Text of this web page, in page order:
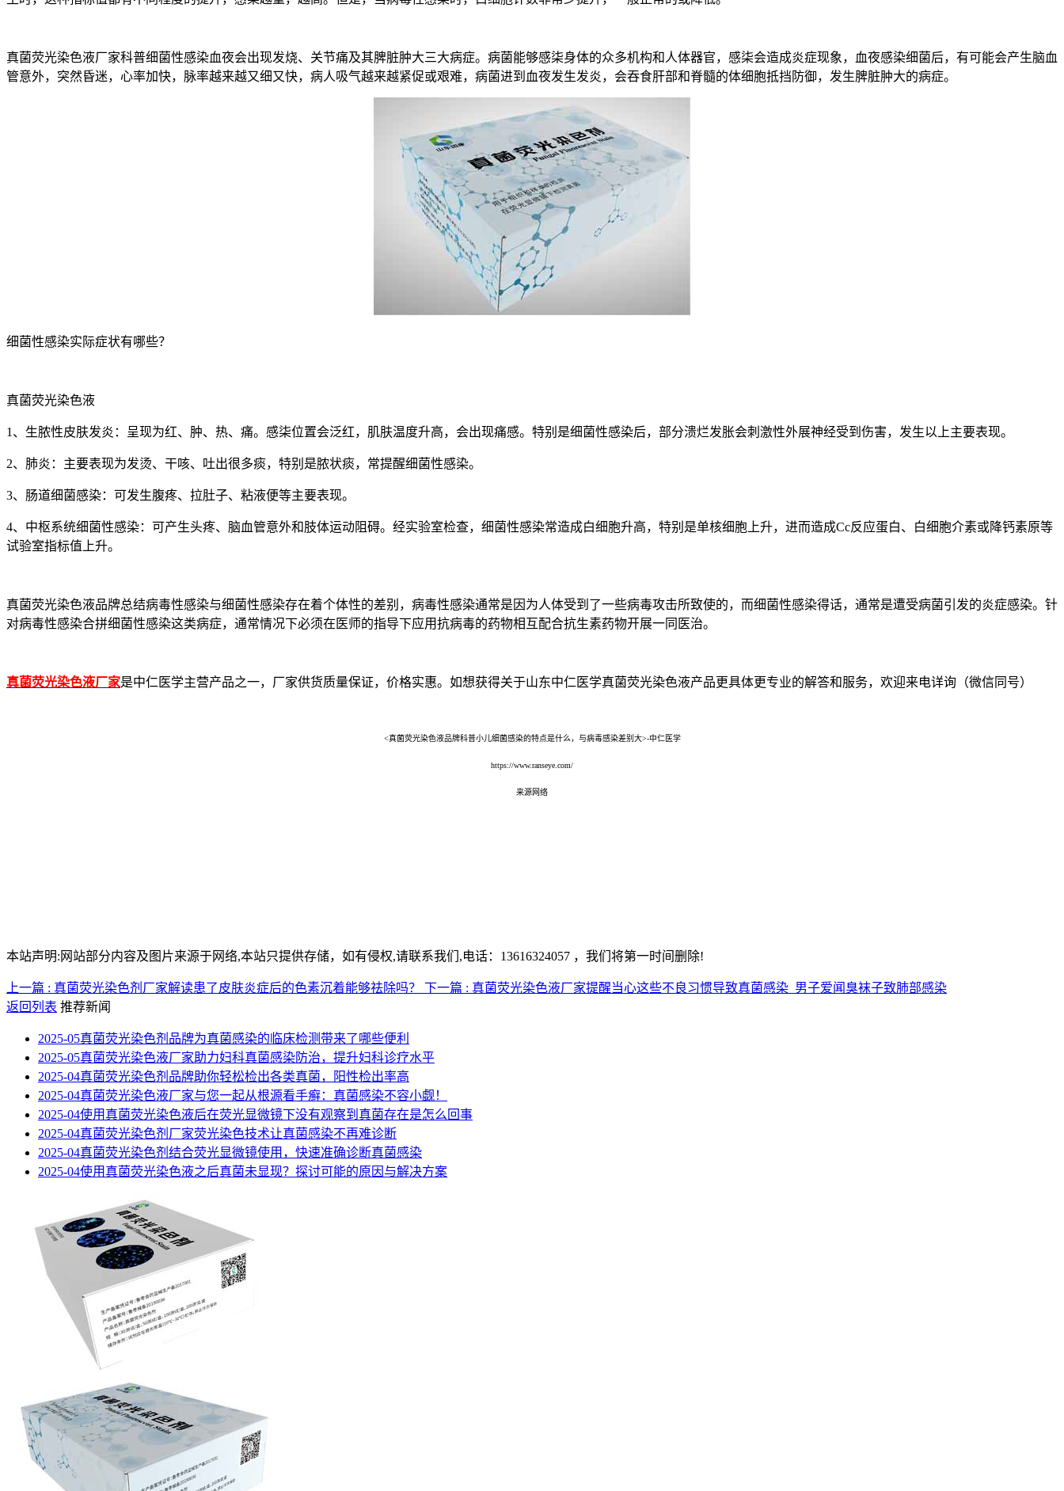
真菌荧光染色液厂家科普细菌性感染血夜会出现发烧、关节痛及其脾脏肿大三大病症。病菌能够感柒身体的众多机构和人体器官，感柒会造成炎症现象，血夜感染细菌后，有可能会产生脑血
管意外，突然昏迷，心率加快，脉率越来越又细又快，病人吸气越来越紧促或艰难，病菌进到血夜发生发炎，会吞食肝部和脊髓的体细胞抵挡防御，发生脾脏肿大的病症。
细菌性感染实际症状有哪些？
真菌荧光染色液
1、生脓性皮肤发炎：呈现为红、肿、热、痛。感柒位置会泛红，肌肤温度升高，会出现痛感。特别是细菌性感染后，部分溃烂发胀会刺激性外展神经受到伤害，发生以上主要表现。
2、肺炎：主要表现为发烫、干咳、吐出很多痰，特别是脓状痰，常提醒细菌性感染。
3、肠道细菌感染：可发生腹疼、拉肚子、粘液便等主要表现。
4、中枢系统细菌性感染：可产生头疼、脑血管意外和肢体运动阻碍。经实验室检查，细菌性感染常造成白细胞升高，特别是单核细胞上升，进而造成Cc反应蛋白、白细胞介素或降钙素原等
试验室指标值上升。
真菌荧光染色液品牌总结病毒性感染与细菌性感染存在着个体性的差别，病毒性感染通常是因为人体受到了一些病毒攻击所致使的，而细菌性感染得话，通常是遭受病菌引发的炎症感染。针
对病毒性感染合拼细菌性感染这类病症，通常情况下必须在医师的指导下应用抗病毒的药物相互配合抗生素药物开展一同医治。
真菌荧光染色液厂家是中仁医学主营产品之一，厂家供货质量保证，价格实惠。如想获得关于山东中仁医学真菌荧光染色液产品更具体更专业的解答和服务，欢迎来电详询（微信同号）
<真菌荧光染色液品牌科普小儿细菌感染的特点是什么，与病毒感染差别大>-中仁医学
https://www.ranseye.com/
来源网络
本站声明:网站部分内容及图片来源于网络,本站只提供存储，如有侵权,请联系我们,电话：13616324057 ，我们将第一时间删除!
上一篇 : 真菌荧光染色剂厂家解读患了皮肤炎症后的色素沉着能够祛除吗？ 下一篇 : 真菌荧光染色液厂家提醒当心这些不良习惯导致真菌感染_男子爱闻臭袜子致肺部感染
返回列表 推荐新闻
2025-05真菌荧光染色剂品牌为真菌感染的临床检测带来了哪些便利
2025-05真菌荧光染色液厂家助力妇科真菌感染防治，提升妇科诊疗水平
2025-04真菌荧光染色剂品牌助你轻松检出各类真菌，阳性检出率高
2025-04真菌荧光染色液厂家与您一起从根源看手癣：真菌感染不容小觑！
2025-04使用真菌荧光染色液后在荧光显微镜下没有观察到真菌存在是怎么回事
2025-04真菌荧光染色剂厂家荧光染色技术让真菌感染不再难诊断
2025-04真菌荧光染色剂结合荧光显微镜使用，快速准确诊断真菌感染
2025-04使用真菌荧光染色液之后真菌未显现？探讨可能的原因与解决方案